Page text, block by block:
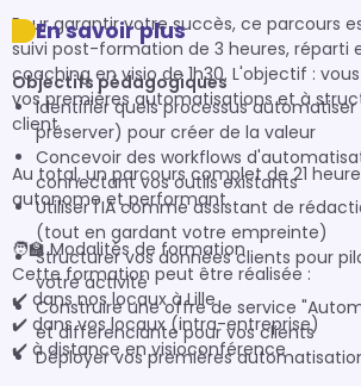
Pour garantir votre succès, ce parcours
suivi post-formation de 3 heures, réparti
coaching en visio de 1h30. L'objectif :
vos premières automatisations et à
client.
Au total, un parcours complet de 21
autonome et performant.
🧑‍🏫 Modalités de formation
Cette formation peut être réalisée :
✔️ dans nos locaux à Lille
✔️ dans vos locaux (intra-entreprise)
✔️ à distance en visioconférence
En savoir plus
Objectifs pédagogiques
Identifier quels processus
préserver) pour créer de la valeur
Concevoir des workflows
connectant vos outils existants
Utiliser l'IA comme assistant de
(tout en gardant votre empreinte)
Structurer vos données clients pour
votre activité
Construire une offre de service
et différenciante pour vos clients
Déployer vos premières